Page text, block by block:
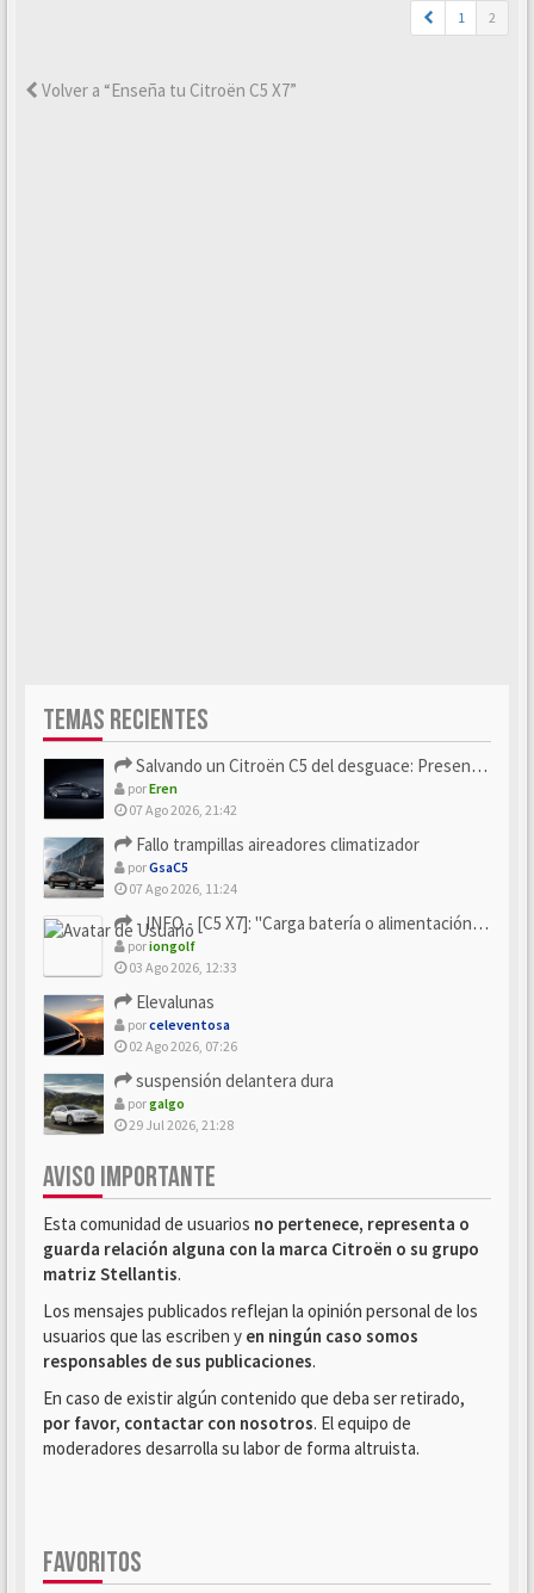
1 2
Volver a “Enseña tu Citroën C5 X7”
TEMAS RECIENTES
Salvando un Citroën C5 del desguace: Presentación y seguimiento
porEren
07 Ago 2026, 21:42
Fallo trampillas aireadores climatizador
porGsaC5
07 Ago 2026, 11:24
- INFO - [C5 X7]: "Carga batería o alimentación eléctri...
poriongolf
03 Ago 2026, 12:33
Elevalunas
porceleventosa
02 Ago 2026, 07:26
suspensión delantera dura
porgalgo
29 Jul 2026, 21:28
AVISO IMPORTANTE
Esta comunidad de usuarios no pertenece, representa o
guarda relación alguna con la marca Citroën o su grupo
matriz Stellantis.
Los mensajes publicados reflejan la opinión personal de los
usuarios que las escriben y en ningún caso somos
responsables de sus publicaciones.
En caso de existir algún contenido que deba ser retirado,
por favor, contactar con nosotros. El equipo de
moderadores desarrolla su labor de forma altruista.
FAVORITOS